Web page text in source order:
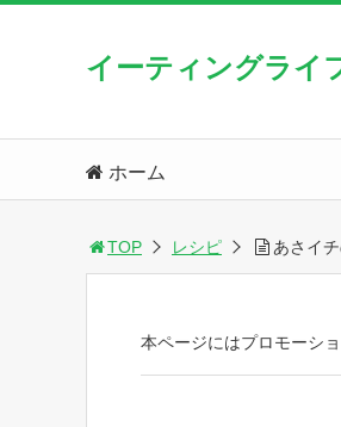
イーティングライ
ホーム
TOP レシピ あさイ
本ページにはプロモーシ